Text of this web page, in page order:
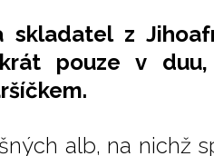
skladatel z
pouze v
alb, na nichž